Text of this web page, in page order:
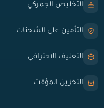
التخليص الجمركي
التأمين على الشحنات
التغليف الاحترافي
التخزين المؤقت